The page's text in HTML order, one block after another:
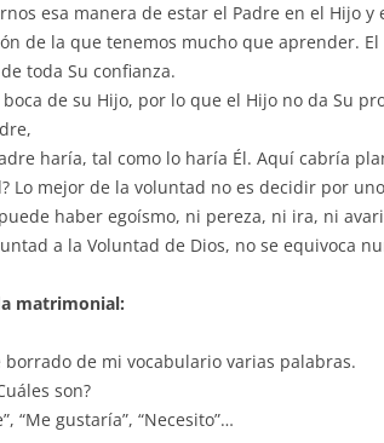
esa manera de estar el Padre en el Hijo y
de la que tenemos mucho que aprender.
toda Su confianza.
de su Hijo, por lo que el Hijo no da Su
haría, tal como lo haría Él. Aquí cabría
Lo mejor de la voluntad no es decidir por
haber egoísmo, ni pereza, ni ira, ni
a la Voluntad de Dios, no se equivoca
matrimonial:
borrado de mi vocabulario varias palabras.
son?
“Me gustaría”, “Necesito”…